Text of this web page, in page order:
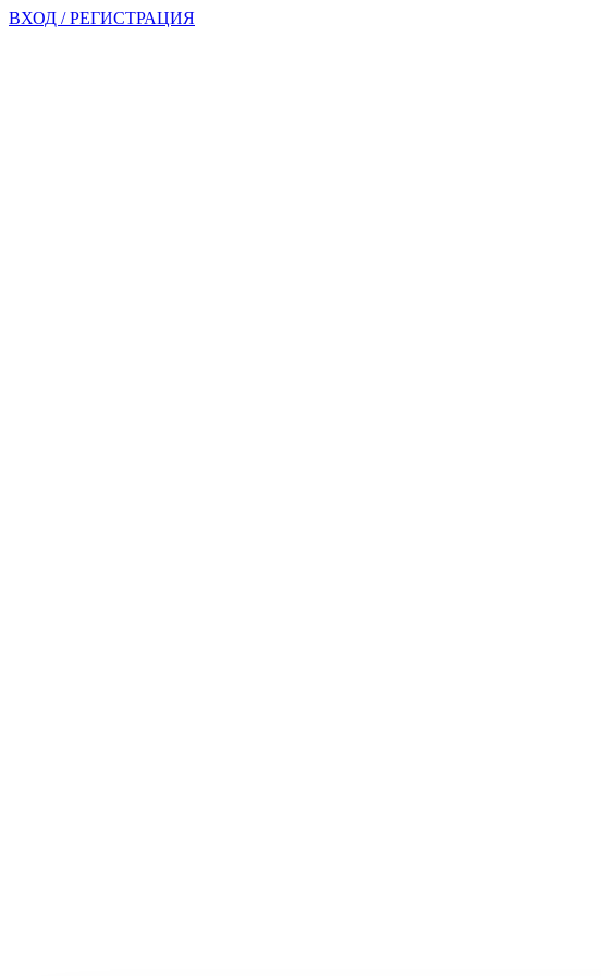
ВХОД / РЕГИСТРАЦИЯ